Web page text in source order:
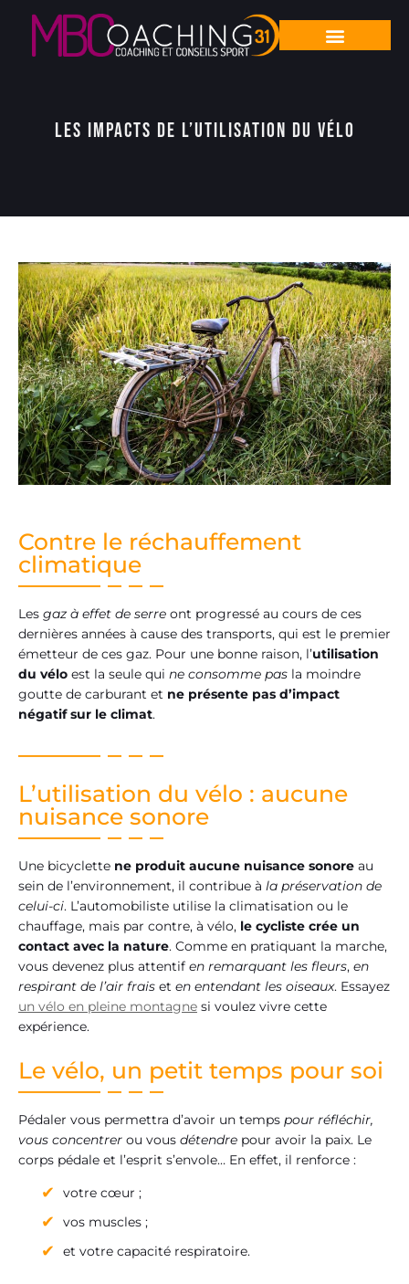
Les impacts de l’utilisation du vélo
Contre le réchauffement
climatique
Les gaz à effet de serre ont progressé au cours de ces
dernières années à cause des transports, qui est le premier
émetteur de ces gaz. Pour une bonne raison, l’utilisation
du vélo est la seule qui ne consomme pas la moindre
goutte de carburant et ne présente pas d’impact
négatif sur le climat.
L’utilisation du vélo : aucune
nuisance sonore
Une bicyclette ne produit aucune nuisance sonore au
sein de l’environnement, il contribue à la préservation de
celui-ci. L’automobiliste utilise la climatisation ou le
chauffage, mais par contre, à vélo, le cycliste crée un
contact avec la nature. Comme en pratiquant la marche,
vous devenez plus attentif en remarquant les fleurs, en
respirant de l’air frais et en entendant les oiseaux. Essayez
un vélo en pleine montagne si voulez vivre cette
expérience.
Le vélo, un petit temps pour soi
Pédaler vous permettra d’avoir un temps pour réfléchir,
vous concentrer ou vous détendre pour avoir la paix. Le
corps pédale et l’esprit s’envole… En effet, il renforce :
votre cœur ;
vos muscles ;
et votre capacité respiratoire.